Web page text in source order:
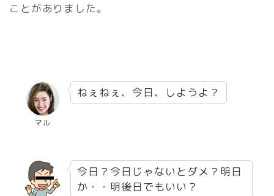
ことがありました。
マル
ねぇねぇ、今日、しようよ？
今日？今日じゃないとダメ？明日
か・・明後日でもいい？